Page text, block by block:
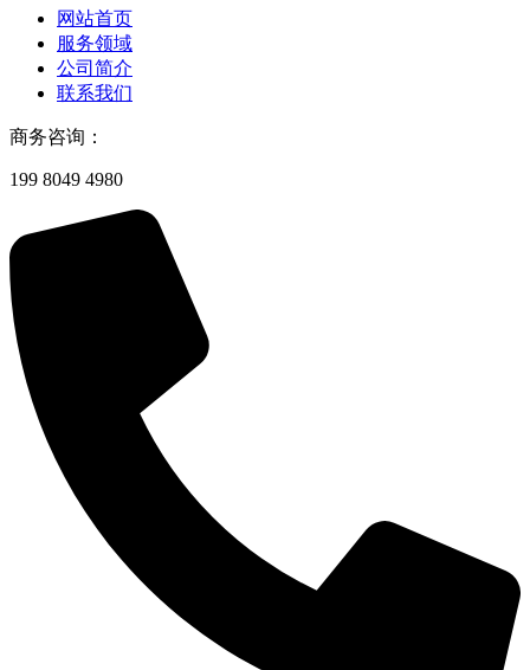
网站首页
服务领域
公司简介
联系我们
商务咨询：
199 8049 4980